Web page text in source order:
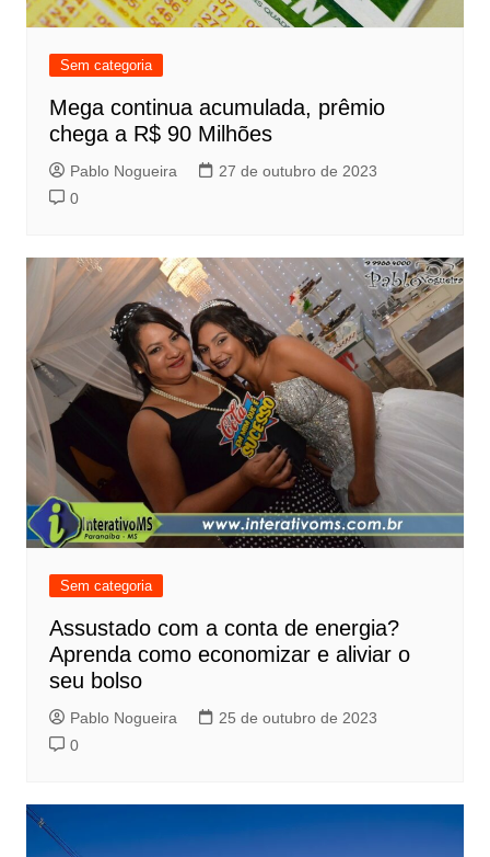
Sem categoria
Mega continua acumulada, prêmio
chega a R$ 90 Milhões
Pablo Nogueira
27 de outubro de 2023
0
Sem categoria
Assustado com a conta de energia?
Aprenda como economizar e aliviar o
seu bolso
Pablo Nogueira
25 de outubro de 2023
0